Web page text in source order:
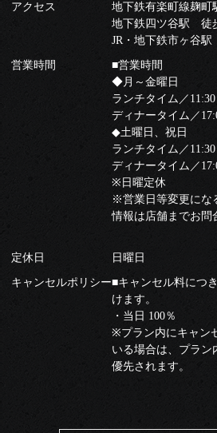
アクセス
地下鉄有楽町線麹
地下鉄四ツ谷駅 徒
JR・地下鉄市ヶ谷
営業時間
■営業時間
◆月～金曜日
ランチタイム／11:30
ディナータイム／
◆土曜日、祝日
ランチタイム／11:30
ディナータイム／
※日曜定休
※営業日等変更にな
情報は店舗までお問
定休日 日曜日
キャンセルポリシー■キャンセル料につ
けます。
・当日 100％
※プラン内にキャン
いる場合は、プラン
優先されます。